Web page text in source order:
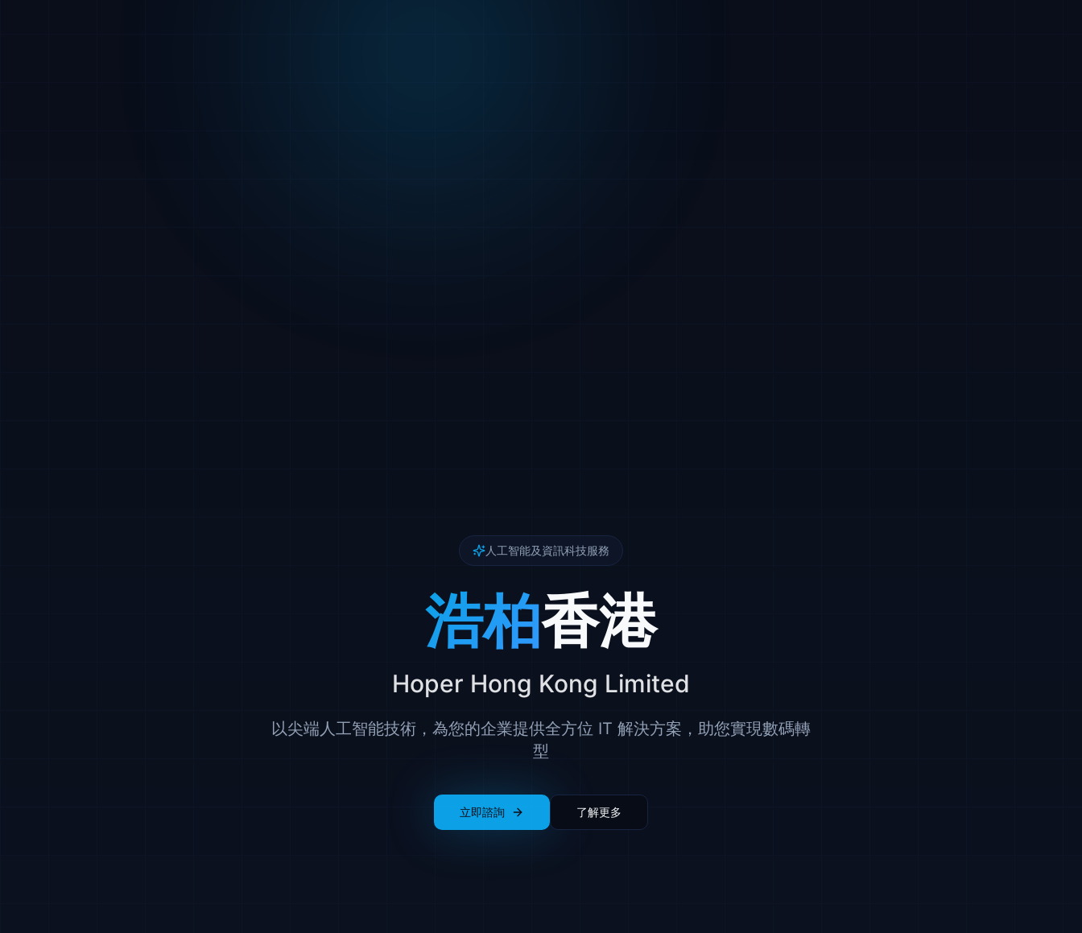
人工智能及資訊科技服務
浩柏香港
Hoper Hong Kong Limited
以尖端人工智能技術，為您的企業提供全方位 IT 解決方案，助您實現數碼轉
型
立即諮詢 了解更多